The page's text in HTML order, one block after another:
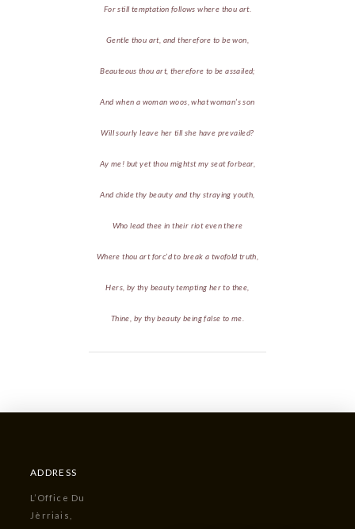
For still temptation follows where thou art.
Gentle thou art, and therefore to be won,
Beauteous thou art, therefore to be assailed;
And when a woman woos, what woman’s son
Will sourly leave her till she have prevailed?
Ay me! but yet thou mightst my seat forbear,
And chide thy beauty and thy straying youth,
Who lead thee in their riot even there
Where thou art forc’d to break a twofold truth,
Hers, by thy beauty tempting her to thee,
Thine, by thy beauty being false to me.
ADDRESS
L’Office Du
Jèrriais,